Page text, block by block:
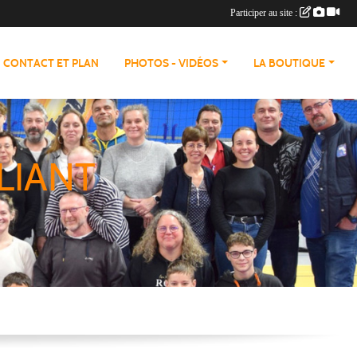
CONTACT ET PLAN PHOTOS - VIDÉOS LA BOUTIQUE
Participer au site :